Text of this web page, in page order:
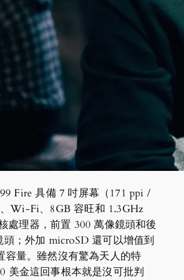
Fire 具備 7 吋屏幕（171 ppi /
Wi-Fi、8GB 容旺和 1.3GHz
處理器，前置 300 萬像鏡頭和後
頭；外加 microSD 還可以增值到
容量。雖然沒有驚為天人的特
美金這回事根本就是沒可批判